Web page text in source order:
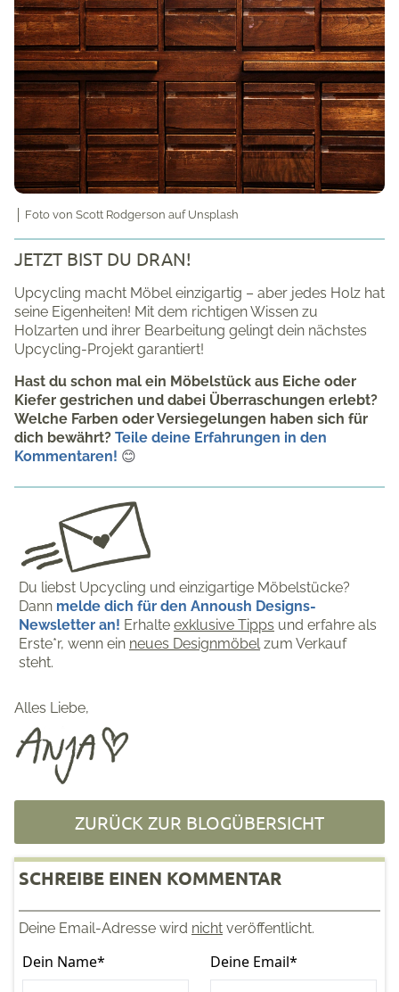
│ Foto von Scott Rodgerson auf Unsplash
JETZT BIST DU DRAN!
Upcycling macht Möbel einzigartig – aber jedes Holz hat
seine Eigenheiten! Mit dem richtigen Wissen zu
Holzarten und ihrer Bearbeitung gelingt dein nächstes
Upcycling-Projekt garantiert!
Hast du schon mal ein Möbelstück aus Eiche oder
Kiefer gestrichen und dabei Überraschungen erlebt?
Welche Farben oder Versiegelungen haben sich für
dich bewährt? Teile deine Erfahrungen in den
Kommentaren! 😊
Du liebst Upcycling und einzigartige Möbelstücke?
Dann melde dich für den Annoush Designs-
Newsletter an! Erhalte exklusive Tipps und erfahre als
Erste*r, wenn ein neues Designmöbelzum Verkauf
steht.
Alles Liebe,
ZURÜCK ZUR BLOGÜBERSICHT
SCHREIBE EINEN KOMMENTAR
Deine Email-Adresse wird nicht veröffentlicht.